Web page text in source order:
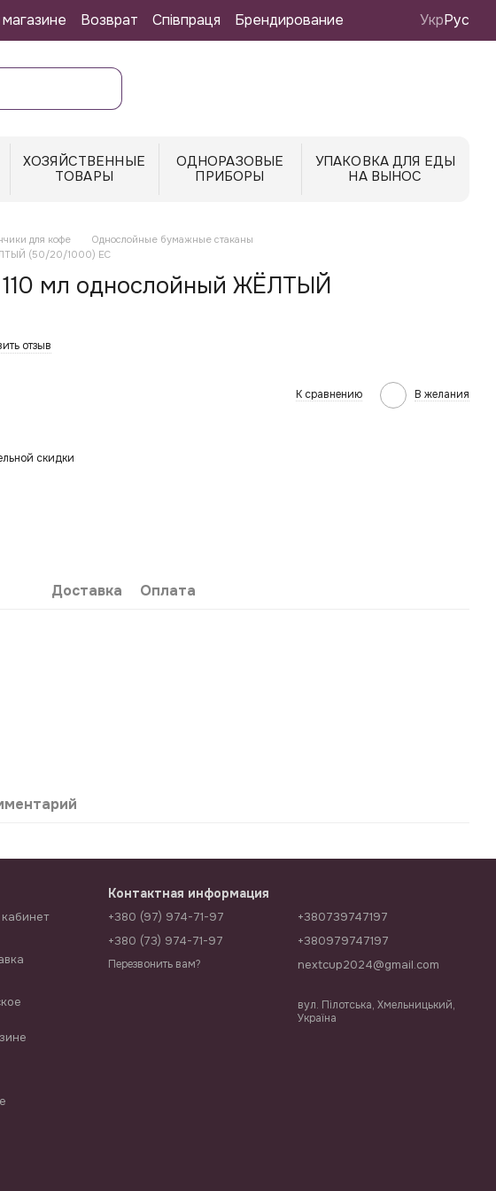
Возврат Співпраця Брендирование УкрРус
ХОЗЯЙСТВЕННЫЕ
ТОВАРЫ
ОДНОРАЗОВЫЕ
ПРИБОРЫ
УПАКОВКА ДЛЯ ЕДЫ
НА ВЫНОС
для кофе
Однослойные бумажные стаканы
(50/20/1000) ЕС
мл однослойный ЖЁЛТЫЙ
отзыв
К сравнению В желания
скидки
Доставка Оплата
Контактная информация
+380 (97) 974-71-97
+380 (73) 974-71-97
Перезвонить вам?
+380739747197
+380979747197
nextcup2024@gmail.com
вул. Пілотська, Хмельницький,
Україна